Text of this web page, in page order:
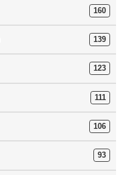
160
139
123
111
106
93